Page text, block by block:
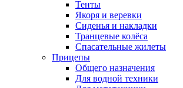
Тенты
Якоря и веревки
Сиденья и накладки
Транцевые колёса
Спасательные жилеты
Прицепы
Общего назначения
Для водной техники